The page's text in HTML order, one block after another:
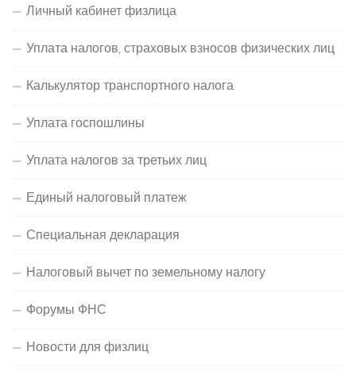
Личный кабинет физлица
Уплата налогов, страховых взносов физических лиц
Калькулятор транспортного налога
Уплата госпошлины
Уплата налогов за третьих лиц
Единый налоговый платеж
Специальная декларация
Налоговый вычет по земельному налогу
Форумы ФНС
Новости для физлиц